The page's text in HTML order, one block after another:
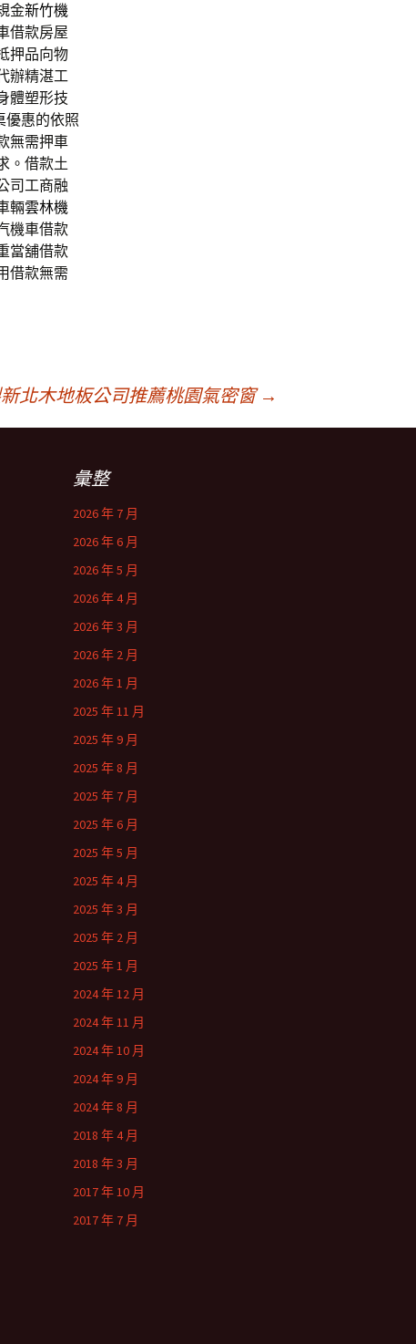
金新竹機
借款房屋
押品向物
辦精湛工
體塑形技
優惠的依照
無需押車
。借款土
司工商融
輛雲林機
機車借款
當舖借款
借款無需
北木地板公司推薦桃園氣密窗 →
彙整
2026 年 7 月
2026 年 6 月
2026 年 5 月
2026 年 4 月
2026 年 3 月
2026 年 2 月
2026 年 1 月
2025 年 11 月
2025 年 9 月
2025 年 8 月
2025 年 7 月
2025 年 6 月
2025 年 5 月
2025 年 4 月
2025 年 3 月
2025 年 2 月
2025 年 1 月
2024 年 12 月
2024 年 11 月
2024 年 10 月
2024 年 9 月
2024 年 8 月
2018 年 4 月
2018 年 3 月
2017 年 10 月
2017 年 7 月